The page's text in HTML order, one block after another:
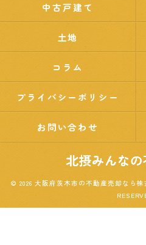
中古戸建て
土地
コラム
プライバシーポリシー
お問い合わせ
© 2026 大阪府茨木市の不動産売却なら